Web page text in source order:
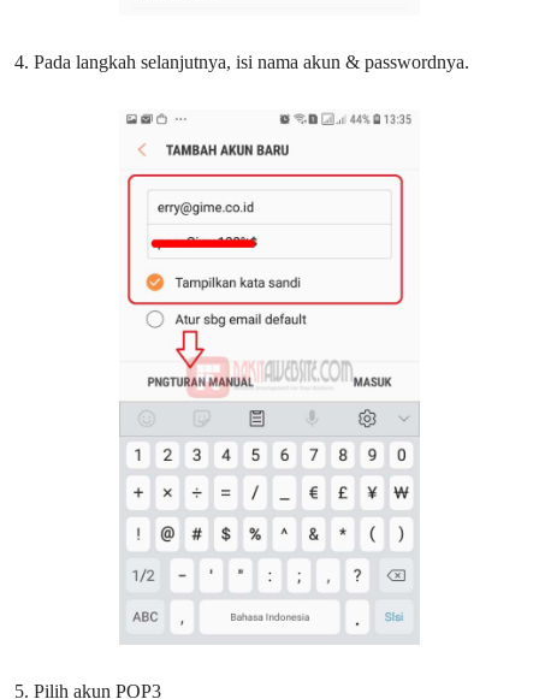
4. Pada langkah selanjutnya, isi nama akun & passwordnya.
5. Pilih akun POP3